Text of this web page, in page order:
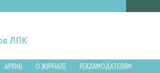
АРХИВ О ЖУРНАЛЕ
РЕКЛАМОДАТЕЛЯМ